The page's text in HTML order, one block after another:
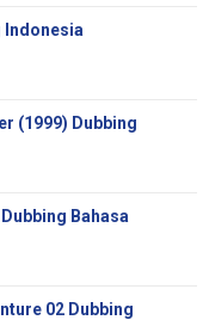
Indonesia
(1999) Dubbing
Bahasa
02 Dubbing